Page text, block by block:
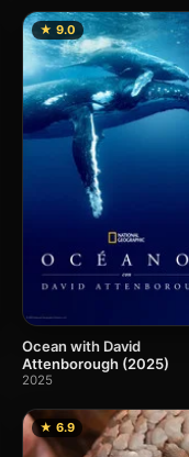
★ 9.0
Ocean with David
Attenborough (2025)
2025
★ 6.9